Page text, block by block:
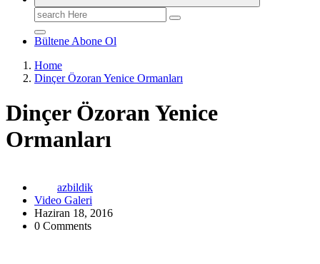
Search
for:
Bültene Abone Ol
Home
Dinçer Özoran Yenice Ormanları
Dinçer Özoran Yenice
Ormanları
azbildik
Video Galeri
Haziran 18, 2016
0 Comments